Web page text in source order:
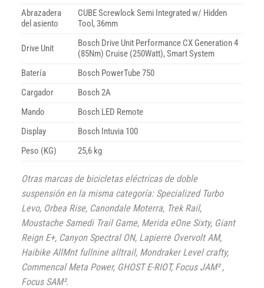
Abrazadera
del asiento
CUBE Screwlock Semi Integrated w/ Hidden
Tool, 36mm
Drive Unit
Bosch Drive Unit Performance CX Generation 4
(85Nm) Cruise (250Watt), Smart System
Batería
Bosch PowerTube 750
Cargador
Bosch 2A
Mando
Bosch LED Remote
Display
Bosch Intuvia 100
Peso (KG)
25,6 kg
Otras marcas de bicicletas eléctricas de doble
suspensión en la misma categoría: Specialized Turbo
Levo, Orbea Rise, Canondale Moterra, Trek Rail,
Moustache Samedi Trail Game, Merida eOne Sixty, Giant
Reign E+, Canyon Spectral ON, Lapierre Overvolt AM,
Haibike AllMnt fullnine alltrail, Mondraker Level crafty,
Commencal Meta Power, GHOST E-RIOT, Focus JAM² ,
Focus SAM².